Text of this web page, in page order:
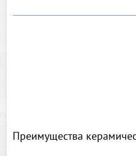
Преимущества